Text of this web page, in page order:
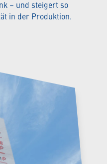
– und steigert so
in der Produktion.